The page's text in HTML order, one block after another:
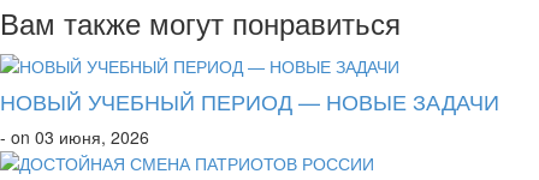
Вам также могут понравиться
НОВЫЙ УЧЕБНЫЙ ПЕРИОД — НОВЫЕ ЗАДАЧИ
- on 03 июня, 2026